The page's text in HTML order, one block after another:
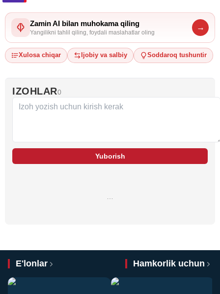
Zamin AI bilan muhokama qiling
Yangilikni tahlil qiling, foydali maslahatlar oling
→
Xulosa chiqar Ijobiy va salbiy Soddaroq tushuntir
IZOHLAR0
Yuborish
…
E'lonlar Hamkorlik uchun